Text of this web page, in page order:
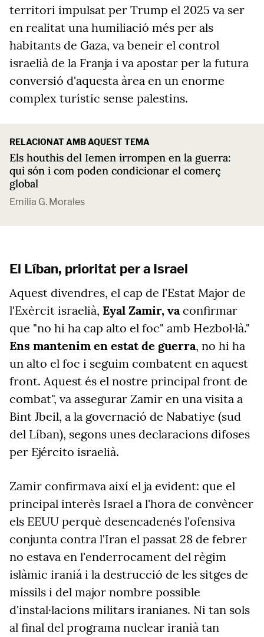
territori impulsat per Trump el 2025 va ser
en realitat una humiliació més per als
habitants de Gaza, va beneir el control
israelià de la Franja i va apostar per la futura
conversió d'aquesta àrea en un enorme
complex turístic sense palestins.
RELACIONAT AMB AQUEST TEMA
Els houthis del Iemen irrompen en la guerra:
qui són i com poden condicionar el comerç
global
Emilia G. Morales
El Líban, prioritat per a Israel
Aquest divendres, el cap de l'Estat Major de
l'Exèrcit israelià, Eyal Zamir, vaconfirmar
que "no hi ha cap alto el foc" amb Hezbol·là."
Ens mantenim en estat de guerra, no hi ha
un alto el foc i seguim combatent en aquest
front. Aquest és el nostre principal front de
combat", va assegurar Zamir en una visita a
Bint Jbeil, a la governació de Nabatiye (sud
del Líban), segons unes declaracions difoses
per Ejército israelià.
Zamir confirmava així el ja evident: que el
principal interès Israel a l'hora de convèncer
els EEUU perquè desencadenés l'ofensiva
conjunta contra l'Iran el passat 28 de febrer
no estava en l'enderrocament del règim
islàmic iraniá i la destrucció de les sitges de
míssils i del major nombre possible
d'instal·lacions militars iranianes. Ni tan sols
al final del programa nuclear iranià tan